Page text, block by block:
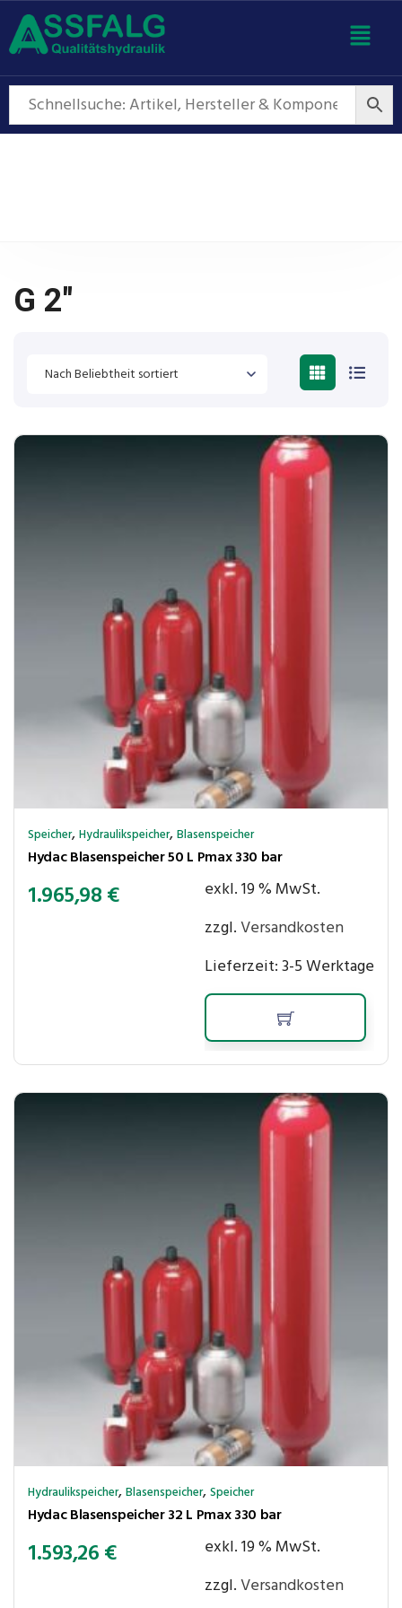
G 2"
Speicher,Hydraulikspeicher,Blasenspeicher
Hydac Blasenspeicher 50 L Pmax 330 bar
1.965,98€
exkl. 19 % MwSt.
zzgl.Versandkosten
Lieferzeit:3-5 Werktage
Hydraulikspeicher,Blasenspeicher,Speicher
Hydac Blasenspeicher 32 L Pmax 330 bar
1.593,26€
exkl. 19 % MwSt.
zzgl.Versandkosten